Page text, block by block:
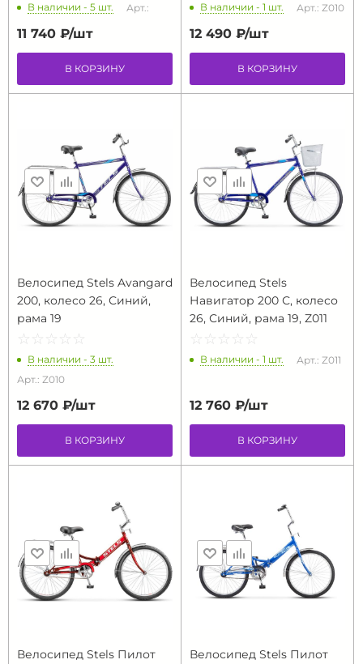
В наличии - 5 шт. Арт.:
11 740 ₽/шт
В КОРЗИНУ
В наличии - 1 шт. Арт.: Z010
12 490 ₽/шт
В КОРЗИНУ
Велосипед Stels Avangard
200, колесо 26, Синий,
рама 19
☆ ☆ ☆ ☆ ☆
★ ★ ★ ★ ★
В наличии - 3 шт.
Арт.: Z010
12 670 ₽/шт
В КОРЗИНУ
Велосипед Stels
Навигатор 200 С, колесо
26, Синий, рама 19, Z011
☆ ☆ ☆ ☆ ☆
★ ★ ★ ★ ★
В наличии - 1 шт. Арт.: Z011
12 760 ₽/шт
В КОРЗИНУ
Велосипед Stels Пилот
Велосипед Stels Пилот